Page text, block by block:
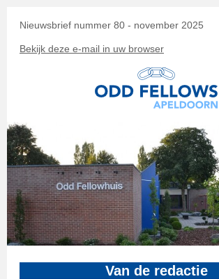
Nieuwsbrief nummer 80 - november 2025
Bekijk deze e-mail in uw browser
Van de redactie